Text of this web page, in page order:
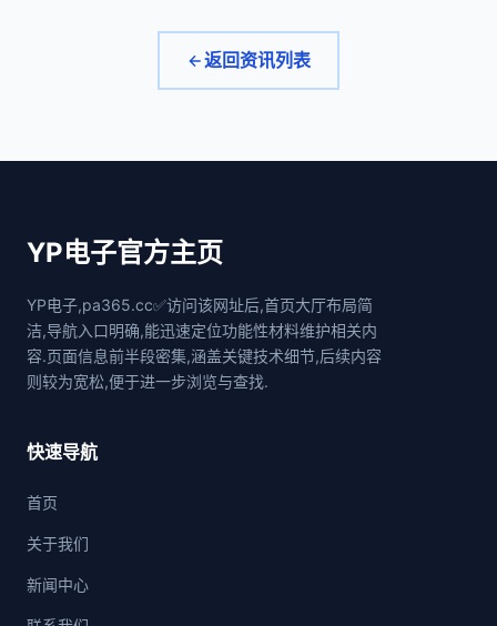
返回资讯列表
YP电子官方主页
YP电子,pa365.cc✅访问该网址后,首页大厅布局简
洁,导航入口明确,能迅速定位功能性材料维护相关内
容.页面信息前半段密集,涵盖关键技术细节,后续内容
则较为宽松,便于进一步浏览与查找.
快速导航
首页
关于我们
新闻中心